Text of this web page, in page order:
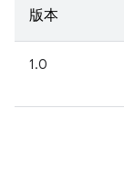
版本
1.0